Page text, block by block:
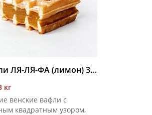
Вафли ЛЯ-ЛЯ-ФА (лимон) 3 кг
кг
венские вафли с
квадратным узором,